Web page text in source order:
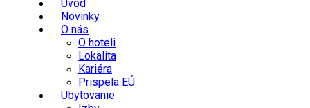
Úvod
Novinky
O nás
O hoteli
Lokalita
Kariéra
Prispela EÚ
Ubytovanie